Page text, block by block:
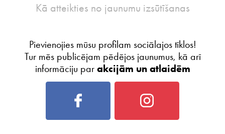
Kā atteikties no jaunumu izsūtīšanas
Pievienojies mūsu profilam sociālajos tīklos!
Tur mēs publicējam pēdējos jaunumus, kā arī
informāciju par akcijām un atlaidēm